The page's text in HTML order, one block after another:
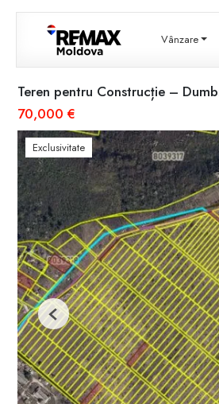
Vânzare
Teren pentru Construcție –
70,000 €
Exclusivitate
Previous